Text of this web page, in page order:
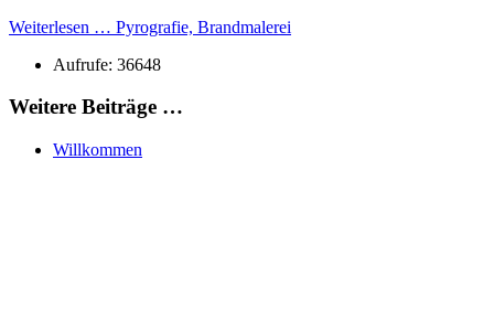
Weiterlesen … Pyrografie, Brandmalerei
Aufrufe: 36648
Weitere Beiträge …
Willkommen